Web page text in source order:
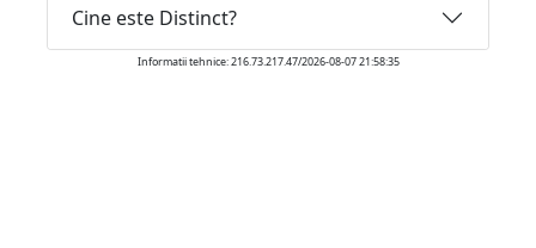
Cine este Distinct?
Informatii tehnice: 216.73.217.47/2026-08-07 21:58:35